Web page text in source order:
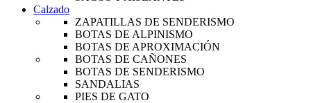
Calzado
ZAPATILLAS DE SENDERISMO
BOTAS DE ALPINISMO
BOTAS DE APROXIMACIÓN
BOTAS DE CAÑONES
BOTAS DE SENDERISMO
SANDALIAS
PIES DE GATO